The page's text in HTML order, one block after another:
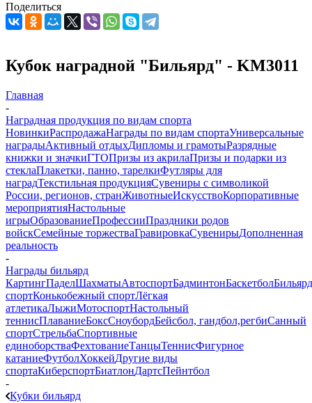
Поделиться
Кубок наградной "Бильярд" - KM3011
Главная
-
Наградная продукция по видам спорта
НовинкиРаспродажаНаграды по видам спортаУниверсальные
наградыАктивный отдыхДипломы и грамотыРазрядные
книжки и значкиГТОПризы из акрилаПризы и подарки из
стеклаПлакетки, панно, тарелкиФутляры для
наградТекстильная продукцияСувениры с символикой
России, регионов, странЖивотныеИскусствоКорпоративные
мероприятияНастольные
игрыОбразованиеПрофессииПраздники родов
войскСемейные торжестваГравировкаСувенирыДополненная
реальность
-
Награды бильярд
КартингПаделШахматыАвтоспортБадминтонБаскетболБильярд
спортКонькобежный спортЛёгкая
атлетикаЛыжиМотоспортНастольный
теннисПлаваниеБоксСноубордБейсбол, гандбол,регбиСанный
спортСтрельбаСпортивные
единоборстваФехтованиеТанцыТеннисФигурное
катаниеФутболХоккейДругие виды
спортаКиберспортБиатлонДартсПейнтбол
-
Кубки бильярд